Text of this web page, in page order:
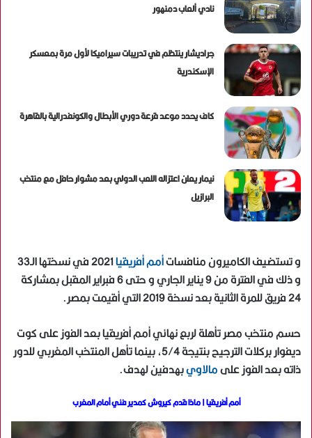
نادي ألعاب دمنهور
جراديشار ينتظم في تدريبات سيراميكا لأول مرة بمعسكر
الإسكندرية
كاف يحدد موعد قرعة دوري الأبطال والكونفدرالية بالقاهرة
نيمار يعلن اعتزاله اللعب الدولي بعد مشوار حافل مع منتخب
البرازيل
و تستضيف الكاميرون منافساتأمم أفريقيا
2021 في نسختها الـ33
و ذلك في الفترة من 9 يناير الجاري و حتى 6 فبراير المقبل بمشاركة
24 فريق للمرة الثانية بعد نسخة 2019 التي أقيمت بمصر.
حسم منتخب مصر تأهلة لربع نهائي أمم أفريقيا بعد الفوز على كوت
ديفوار بركلات الترجيح بنتيجة 5/4، بينما تأهل المنتخب المغربي للدور
ذاته بعد الفوز علىمالاويبهدفين لهدف.
أمم أفريقيا | ماذا قدم كيروش كمدير فني أمام المغرب